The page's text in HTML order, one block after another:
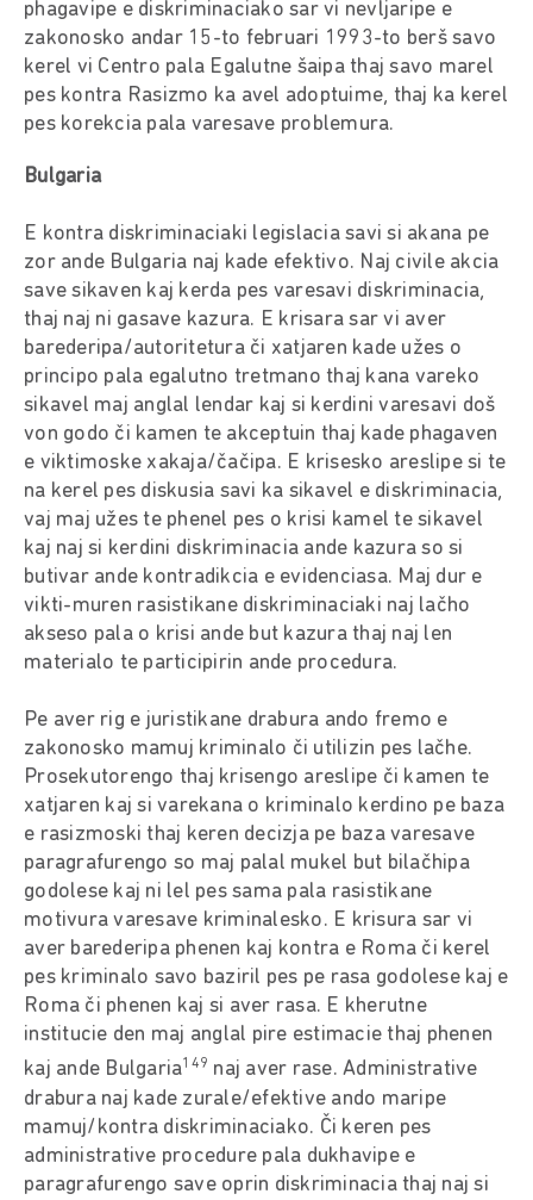
phagavipe e diskriminaciako sar vi nevljaripe e
zakonosko andar 15-to februari 1993-to berš savo
kerel vi Centro pala Egalutne šaipa thaj savo marel
pes kontra Rasizmo ka avel adoptuime, thaj ka kerel
pes korekcia pala varesave problemura.
Bulgaria
E kontra diskriminaciaki legislacia savi si akana pe
zor ande Bulgaria naj kade efektivo. Naj civile akcia
save sikaven kaj kerda pes varesavi diskriminacia,
thaj naj ni gasave kazura. E krisara sar vi aver
barederipa/autoritetura či xatjaren kade užes o
principo pala egalutno tretmano thaj kana vareko
sikavel maj anglal lendar kaj si kerdini varesavi doš
von godo či kamen te akceptuin thaj kade phagaven
e viktimoske xakaja/čačipa. E krisesko areslipe si te
na kerel pes diskusia savi ka sikavel e diskriminacia,
vaj maj užes te phenel pes o krisi kamel te sikavel
kaj naj si kerdini diskriminacia ande kazura so si
butivar ande kontradikcia e evidenciasa. Maj dur e
vikti-muren rasistikane diskriminaciaki naj lačho
akseso pala o krisi ande but kazura thaj naj len
materialo te participirin ande procedura.
Pe aver rig e juristikane drabura ando fremo e
zakonosko mamuj kriminalo či utilizin pes lačhe.
Prosekutorengo thaj krisengo areslipe či kamen te
xatjaren kaj si varekana o kriminalo kerdino pe baza
e rasizmoski thaj keren decizja pe baza varesave
paragrafurengo so maj palal mukel but bilačhipa
godolese kaj ni lel pes sama pala rasistikane
motivura varesave kriminalesko. E krisura sar vi
aver barederipa phenen kaj kontra e Roma či kerel
pes kriminalo savo baziril pes pe rasa godolese kaj e
Roma či phenen kaj si aver rasa. E kherutne
institucie den maj anglal pire estimacie thaj phenen
kaj ande Bulgaria149 naj aver rase. Administrative
drabura naj kade zurale/efektive ando maripe
mamuj/kontra diskriminaciako. Či keren pes
administrative procedure pala dukhavipe e
paragrafurengo save oprin diskriminacia thaj naj si